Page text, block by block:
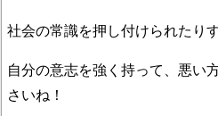
社会の常識を押し付けられたり
自分の意志を強く持って、悪い
さいね！